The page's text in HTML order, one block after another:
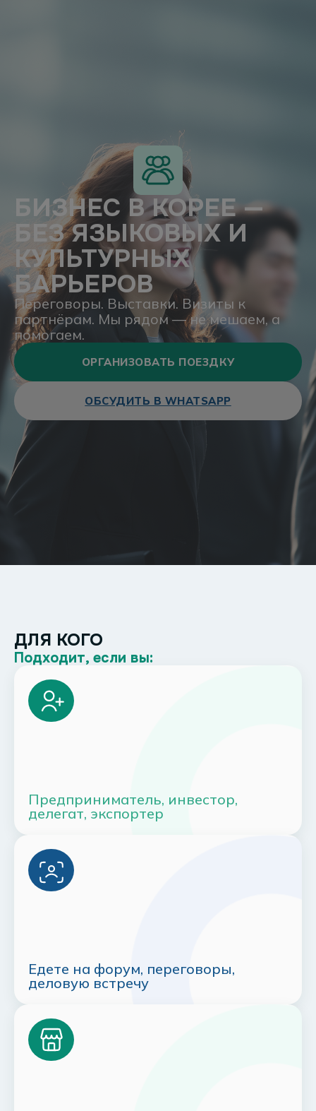
БИЗНЕС В КОРЕЕ —
БЕЗ ЯЗЫКОВЫХ И
КУЛЬТУРНЫХ
БАРЬЕРОВ
Переговоры. Выставки. Визиты к
партнёрам. Мы рядом — не мешаем, а
помогаем.
ОРГАНИЗОВАТЬ ПОЕЗДКУ
ОБСУДИТЬ В WHATSAPP
ДЛЯ КОГО
Подходит, если вы:
Предприниматель, инвестор,
делегат, экспортер
Едете на форум, переговоры,
деловую встречу